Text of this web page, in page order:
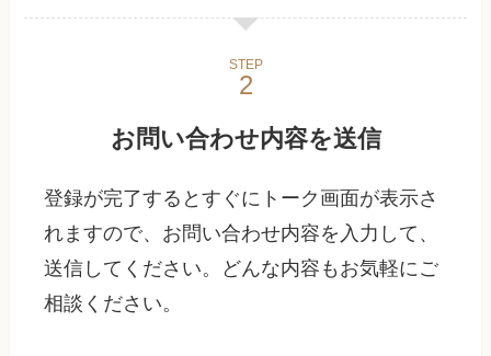
STEP
お問い合わせ内容を送信
登録が完了するとすぐにトーク画面が表示さ
れますので、お問い合わせ内容を入力して、
送信してください。どんな内容もお気軽にご
相談ください。